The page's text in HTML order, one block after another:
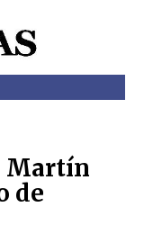
Martín
de